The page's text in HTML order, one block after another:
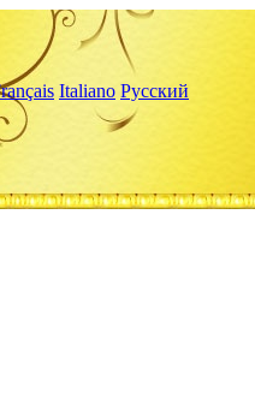
Italiano Русский